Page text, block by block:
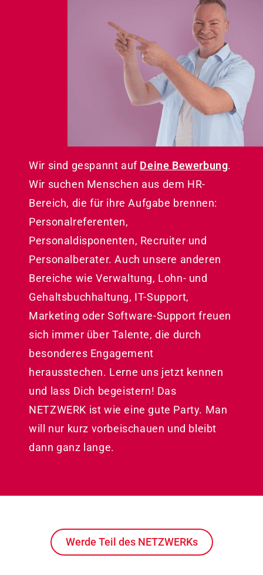
Wir sind gespannt auf Deine Bewerbung.
Wir suchen Menschen aus dem HR-
Bereich, die für ihre Aufgabe brennen:
Personalreferenten,
Personaldisponenten, Recruiter und
Personalberater. Auch unsere anderen
Bereiche wie Verwaltung, Lohn- und
Gehaltsbuchhaltung, IT-Support,
Marketing oder Software-Support freuen
sich immer über Talente, die durch
besonderes Engagement
herausstechen. Lerne uns jetzt kennen
und lass Dich begeistern! Das
NETZWERK ist wie eine gute Party. Man
will nur kurz vorbeischauen und bleibt
dann ganz lange.
Werde Teil des NETZWERKs